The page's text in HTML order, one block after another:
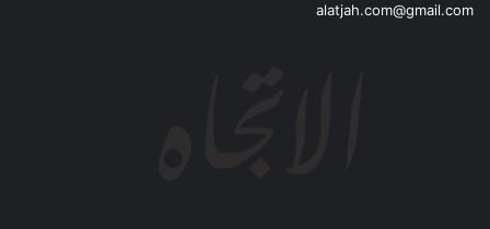
alatjah.com@gmail.com